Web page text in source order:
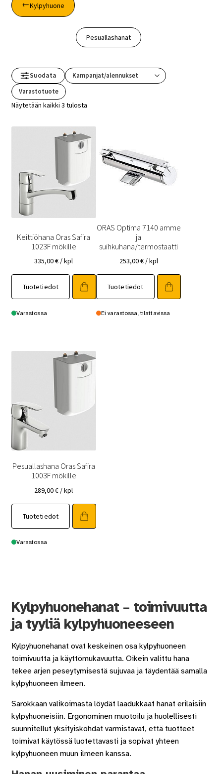
Kylpyhuone
Pesuallashanat
Suodata
Varastotuote
Näytetään kaikki 3 tulosta
Keittiöhana Oras Safira
1023F mökille
335,00€ / kpl
Tuotetiedot
Varastossa
ORAS Optima 7140 amme
ja
suihkuhana/termostaatti
253,00€ / kpl
Tuotetiedot
Ei varastossa, tilattavissa
Pesuallashana Oras Safira
1003F mökille
289,00€ / kpl
Tuotetiedot
Varastossa
Kylpyhuonehanat – toimivuutta
ja tyyliä kylpyhuoneeseen
Kylpyhuonehanat ovat keskeinen osa kylpyhuoneen
toimivuutta ja käyttömukavuutta. Oikein valittu hana
tekee arjen peseytymisestä sujuvaa ja täydentää samalla
kylpyhuoneen ilmeen.
Sarokkaan valikoimasta löydät laadukkaat hanat erilaisiin
kylpyhuoneisiin. Ergonominen muotoilu ja huolellisesti
suunnitellut yksityiskohdat varmistavat, että tuotteet
toimivat käytössä luotettavasti ja sopivat yhteen
kylpyhuoneen muun ilmeen kanssa.